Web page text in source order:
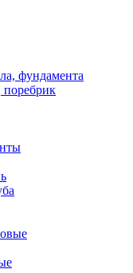
фундамента
поребрик